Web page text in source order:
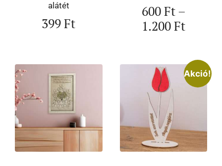
alátét
399Ft
600Ft–
1.200Ft
Akció!